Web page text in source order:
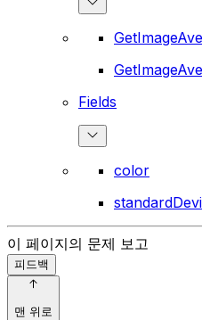
Fields
color
이 페이지의 문제 보고
피드백
맨 위로